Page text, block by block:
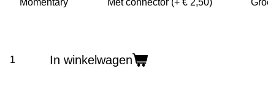
In winkelwagen